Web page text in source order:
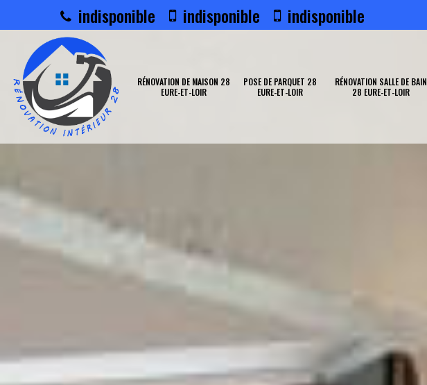
indisponible indisponible indisponible
RÉNOVATION DE MAISON 28
EURE-ET-LOIR
POSE DE PARQUET 28
EURE-ET-LOIR
RÉNOVATION SALLE DE BAIN
28 EURE-ET-LOIR